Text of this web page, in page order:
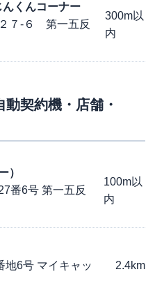
んくんコーナー
７-６ 第一五反
300m以
内
契約機・店舗・
）
番6号 第一五反
100m以
内
地6号 マイキャッ
2.4km